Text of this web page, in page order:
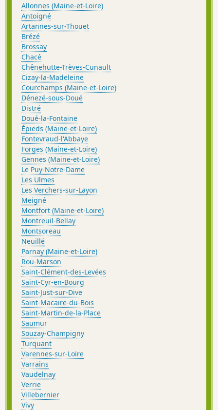
Allonnes (Maine-et-Loire)
Antoigné
Artannes-sur-Thouet
Brézé
Brossay
Chacé
Chênehutte-Trèves-Cunault
Cizay-la-Madeleine
Courchamps (Maine-et-Loire)
Dénezé-sous-Doué
Distré
Doué-la-Fontaine
Épieds (Maine-et-Loire)
Fontevraud-l'Abbaye
Forges (Maine-et-Loire)
Gennes (Maine-et-Loire)
Le Puy-Notre-Dame
Les Ulmes
Les Verchers-sur-Layon
Meigné
Montfort (Maine-et-Loire)
Montreuil-Bellay
Montsoreau
Neuillé
Parnay (Maine-et-Loire)
Rou-Marson
Saint-Clément-des-Levées
Saint-Cyr-en-Bourg
Saint-Just-sur-Dive
Saint-Macaire-du-Bois
Saint-Martin-de-la-Place
Saumur
Souzay-Champigny
Turquant
Varennes-sur-Loire
Varrains
Vaudelnay
Verrie
Villebernier
Vivy